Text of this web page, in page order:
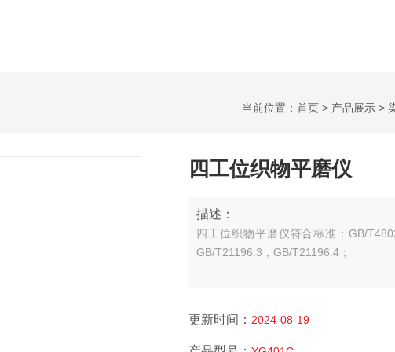
当前位置： 首页 > 产品展示 >
四工位织物平磨仪
描述：
四工位织物平磨仪符合标准：GB/
GB/T21196.3，GB/T21196.4；
更新时间： 2024-08-19